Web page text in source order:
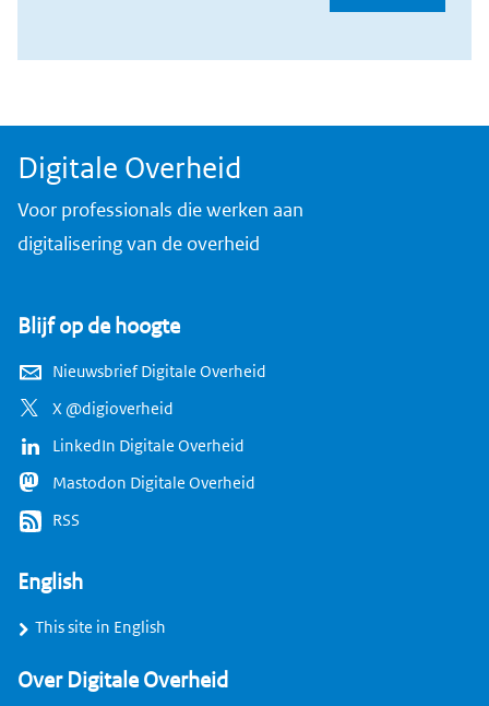
Digitale Overheid
Voor professionals die werken aan
digitalisering van de overheid
Blijf op de hoogte
Nieuwsbrief Digitale Overheid
X @digioverheid
LinkedIn Digitale Overheid
Mastodon Digitale Overheid
RSS
English
This site in English
Over Digitale Overheid